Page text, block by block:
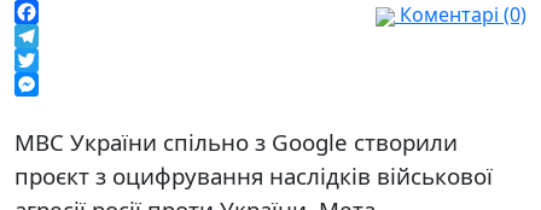
Facebook
Telegram
Twitter
Коментарі (0)
МВС України спільно з Google створили
проєкт з оцифрування наслідків військової